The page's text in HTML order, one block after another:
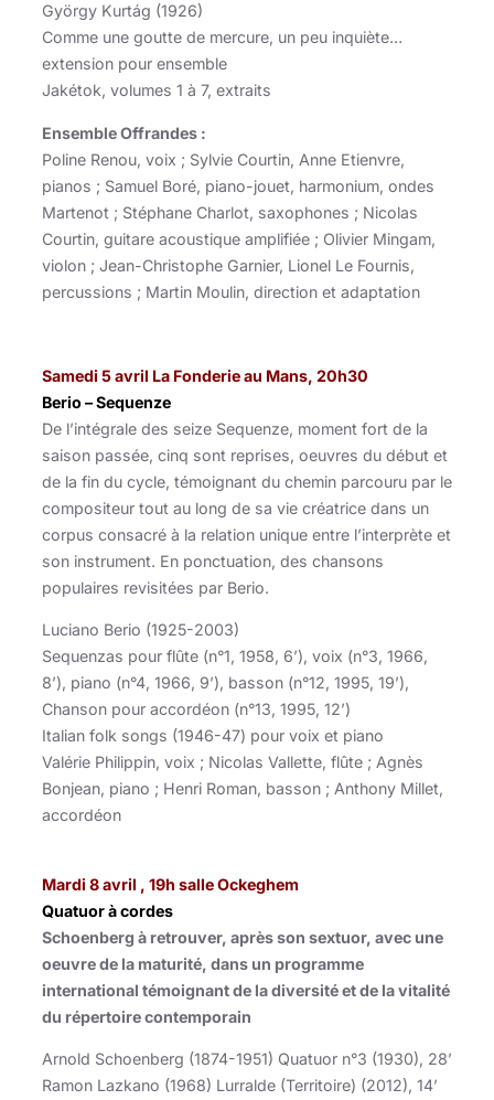
György Kurtág (1926)
Comme une goutte de mercure, un peu inquiète…
extension pour ensemble
Jakétok, volumes 1 à 7, extraits
Ensemble Offrandes :
Poline Renou, voix ; Sylvie Courtin, Anne Etienvre,
pianos ; Samuel Boré, piano-jouet, harmonium, ondes
Martenot ; Stéphane Charlot, saxophones ; Nicolas
Courtin, guitare acoustique amplifiée ; Olivier Mingam,
violon ; Jean-Christophe Garnier, Lionel Le Fournis,
percussions ; Martin Moulin, direction et adaptation
Samedi 5 avril La Fonderie au Mans, 20h30
Berio – Sequenze
De l’intégrale des seize Sequenze, moment fort de la
saison passée, cinq sont reprises, oeuvres du début et
de la fin du cycle, témoignant du chemin parcouru par le
compositeur tout au long de sa vie créatrice dans un
corpus consacré à la relation unique entre l’interprète et
son instrument. En ponctuation, des chansons
populaires revisitées par Berio.
Luciano Berio (1925-2003)
Sequenzas pour flûte (n°1, 1958, 6’), voix (n°3, 1966,
8’), piano (n°4, 1966, 9’), basson (n°12, 1995, 19’),
Chanson pour accordéon (n°13, 1995, 12’)
Italian folk songs (1946-47) pour voix et piano
Valérie Philippin, voix ; Nicolas Vallette, flûte ; Agnès
Bonjean, piano ; Henri Roman, basson ; Anthony Millet,
accordéon
Mardi 8 avril , 19h salle Ockeghem
Quatuor à cordes
Schoenberg à retrouver, après son sextuor, avec une
oeuvre de la maturité, dans un programme
international témoignant de la diversité et de la vitalité
du répertoire contemporain
Arnold Schoenberg (1874-1951) Quatuor n°3 (1930), 28’
Ramon Lazkano (1968) Lurralde (Territoire) (2012), 14’